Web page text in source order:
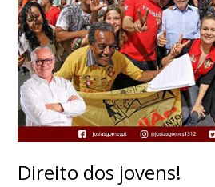
Direito dos jovens!